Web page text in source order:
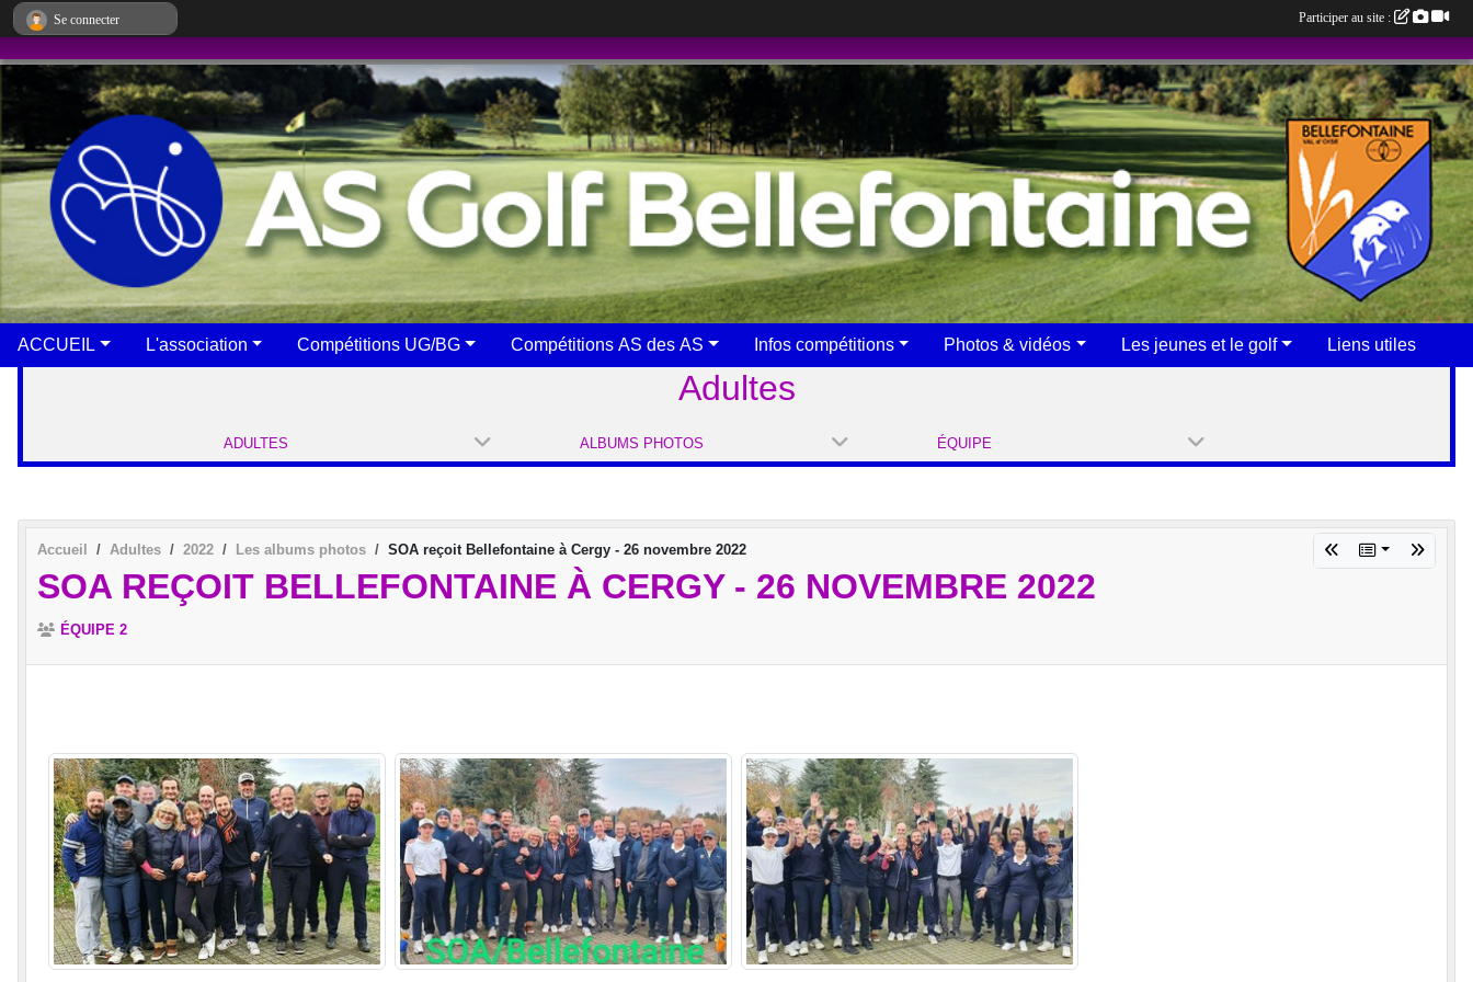
ACCUEIL L'association Compétitions UG/BG Compétitions AS des AS Infos compétitions Photos & vidéos Les jeunes et le golf Liens utiles
Adultes
ADULTES ALBUMS PHOTOS ÉQUIPE
Accueil Adultes 2022 Les albums photos SOA reçoit Bellefontaine à Cergy - 26 novembre 2022
SOA REÇOIT BELLEFONTAINE À CERGY - 26 NOVEMBRE 2022
ÉQUIPE 2
Se connecter Participer au site :
Panneau de gestion des cookies